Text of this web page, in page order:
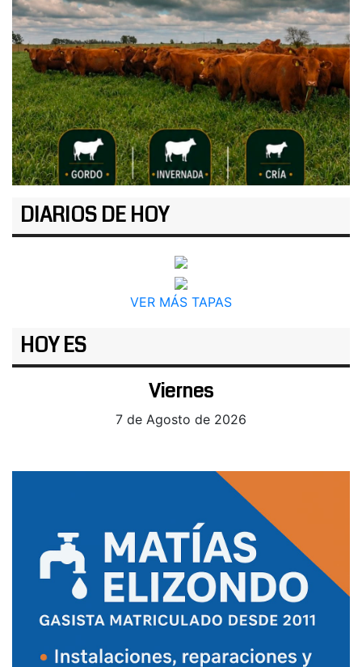
DIARIOS DE HOY
VER MÁS TAPAS
HOY ES
Viernes
7 de Agosto de 2026